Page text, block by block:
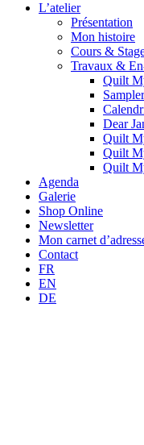
L’atelier
Présentation
Mon histoire
Cours &
Travaux &
Quilt
Dear
Quilt
Quilt
Quilt
Agenda
Galerie
Shop Online
Newsletter
Mon carnet
Contact
FR
EN
DE